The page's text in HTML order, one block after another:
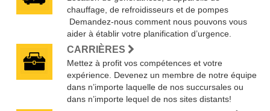
chauffage, de refroidisseurs et de pompes
Demandez-nous comment nous pouvons vous
aider à établir votre planification d’urgence.
CARRIÈRES
Mettez à profit vos compétences et votre
expérience. Devenez un membre de notre équipe
dans n’importe laquelle de nos succursales ou
dans n’importe lequel de nos sites distants!